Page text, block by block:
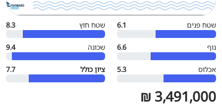
שטח פנים 6.1 שטח חוץ 8.3
נוף 6.6 שכונה 9.4
אכלוס 5.3 ציון כולל 7.7
3,491,000 ₪